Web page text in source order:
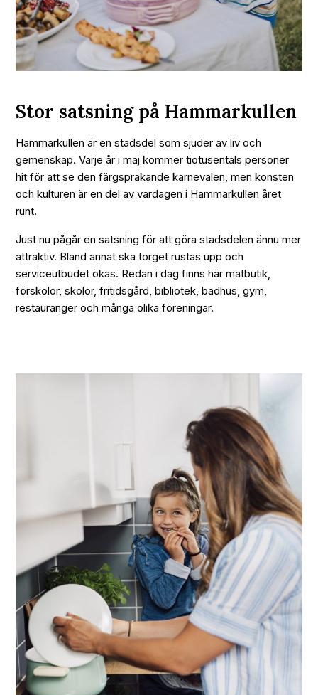
Stor satsning på Hammarkullen
Hammarkullen är en stadsdel som sjuder av liv och
gemenskap. Varje år i maj kommer tiotusentals personer
hit för att se den färgsprakande karnevalen, men konsten
och kulturen är en del av vardagen i Hammarkullen året
runt.
Just nu pågår en satsning för att göra stadsdelen ännu mer
attraktiv. Bland annat ska torget rustas upp och
serviceutbudet ökas. Redan i dag finns här matbutik,
förskolor, skolor, fritidsgård, bibliotek, badhus, gym,
restauranger och många olika föreningar.